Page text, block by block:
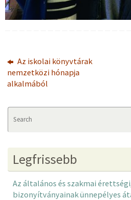
Az iskolai könyvtárak
nemzetközi hónapja
alkalmából
Legfrissebb
Az általános és szakmai
bizonyítványainak ünnepélyes